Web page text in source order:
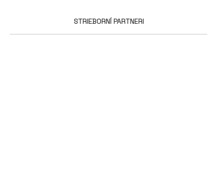
STRIEBORNÍ PARTNERI